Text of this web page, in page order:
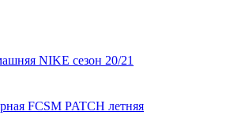
NIKE сезон 20/21
FCSM PATCH летняя